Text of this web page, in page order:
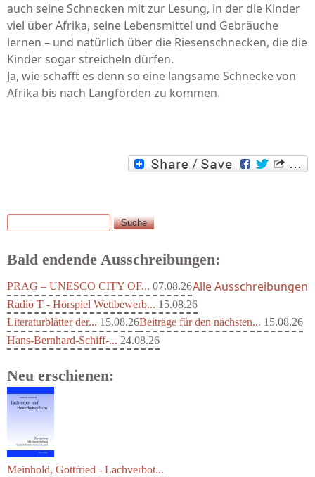
auch seine Schnecken mit zur Lesung, in der die Kinder
viel über Afrika, seine Lebensmittel und Gebräuche
lernen – und natürlich über die Riesenschnecken, die die
Kinder sogar streicheln dürfen.
Ja, wie schafft es denn so eine langsame Schnecke von
Afrika bis nach Langförden zu kommen.
Suchformular
Suche
Bald endende Ausschreibungen:
PRAG – UNESCO CITY OF... 07.08.26
Radio T - Hörspiel Wettbewerb... 15.08.26
Literaturblätter der... 15.08.26Beiträge für den nächsten... 15.08.26
Hans-Bernhard-Schiff-... 24.08.26
Alle Ausschreibungen
Neu erschienen:
Meinhold, Gottfried - Lachverbot...